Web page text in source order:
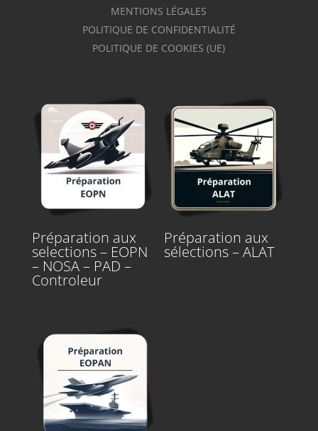
MENTIONS LÉGALES
POLITIQUE DE CONFIDENTIALITÉ
POLITIQUE DE COOKIES (UE)
Préparation aux
selections – EOPN
– NOSA – PAD –
Controleur
Préparation aux
sélections – ALAT